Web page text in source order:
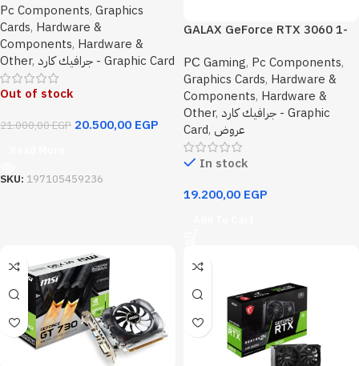
Graphic Car
Pc Components, Graphics
Cards, Hardware &
Components, Hardware &
Other,
جرافيك كارد - Graphic Card
Out of stock
21.000,00EGP 20.500,00 EGP
SKU: 197105459236
GALAX GeForce RTX 3060 1-
DP 3 HDMI
PС Gaming, Pc Components,
Graphics Cards, Hardware &
Components, Hardware &
Other, جرافيك كارد - Graphic
Card, عروض
In stock
19.200,00 EGP